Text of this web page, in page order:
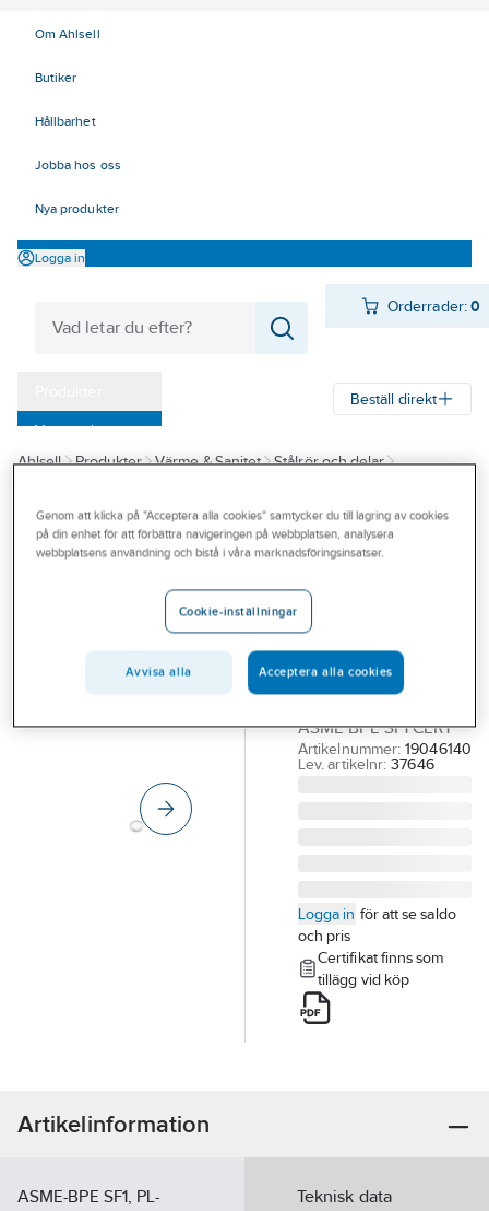
Om Ahlsell
Butiker
Hållbarhet
Jobba hos oss
Nya produkter
Logga in
Orderrader:0
Varumärken
Kampanjer
Outlet
Branscher
Beställ direkt
Ahlsell Produkter Värme & Sanitet
Stålrör och delar
Aseptisk
Blindbricka
BPE SF1
19.05X1.65 ASEPTISK
BLINDBRICK 1.4404
ASME BPE SF1 CERT
Artikelnummer: 19046140
Lev. artikelnr: 37646
Logga in för att se saldo
och pris
Certifikat finns som
tillägg vid köp
Artikelinformation
ASME-BPE SF1, PL-
Teknisk data
Genom att klicka på "Acceptera alla cookies" samtycker du till lagring av cookies
på din enhet för att förbättra navigeringen på webbplatsen, analysera
webbplatsens användning och bistå i våra marknadsföringsinsatser.
Cookie-inställningar
Avvisa alla Acceptera alla cookies